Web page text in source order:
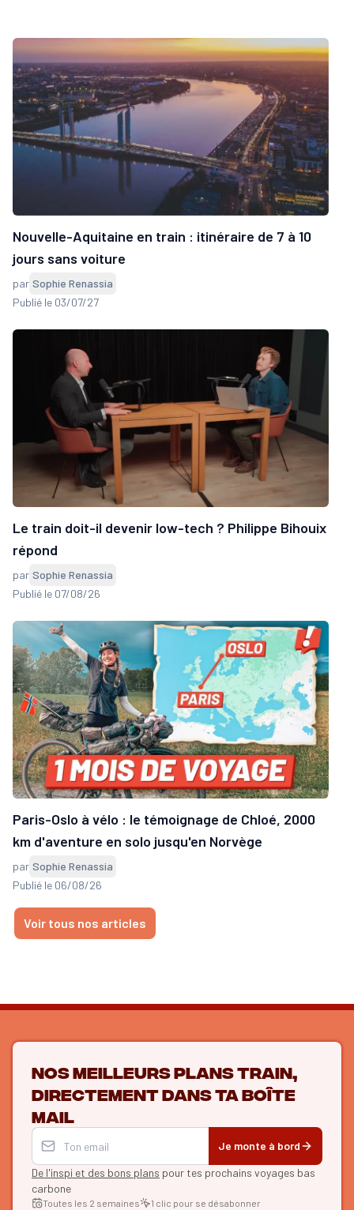
Nouvelle-Aquitaine en train : itinéraire de 7 à 10
jours sans voiture
par Sophie Renassia
Publié le 03/07/27
Le train doit-il devenir low-tech ? Philippe Bihouix
répond
par Sophie Renassia
Publié le 07/08/26
Paris-Oslo à vélo : le témoignage de Chloé, 2000
km d'aventure en solo jusqu'en Norvège
par Sophie Renassia
Publié le 06/08/26
Voir tous nos articles
Nos meilleurs plans train,
directement dans ta boîte
mail
Je monte à bord
De l'inspi et des bons plans pour tes prochains voyages bas
carbone
Toutes les 2 semaines 1 clic pour se désabonner